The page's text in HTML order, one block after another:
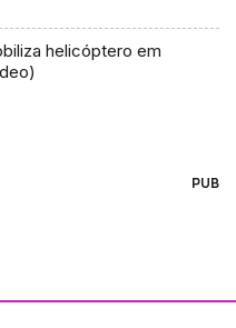
helicóptero em
PUB